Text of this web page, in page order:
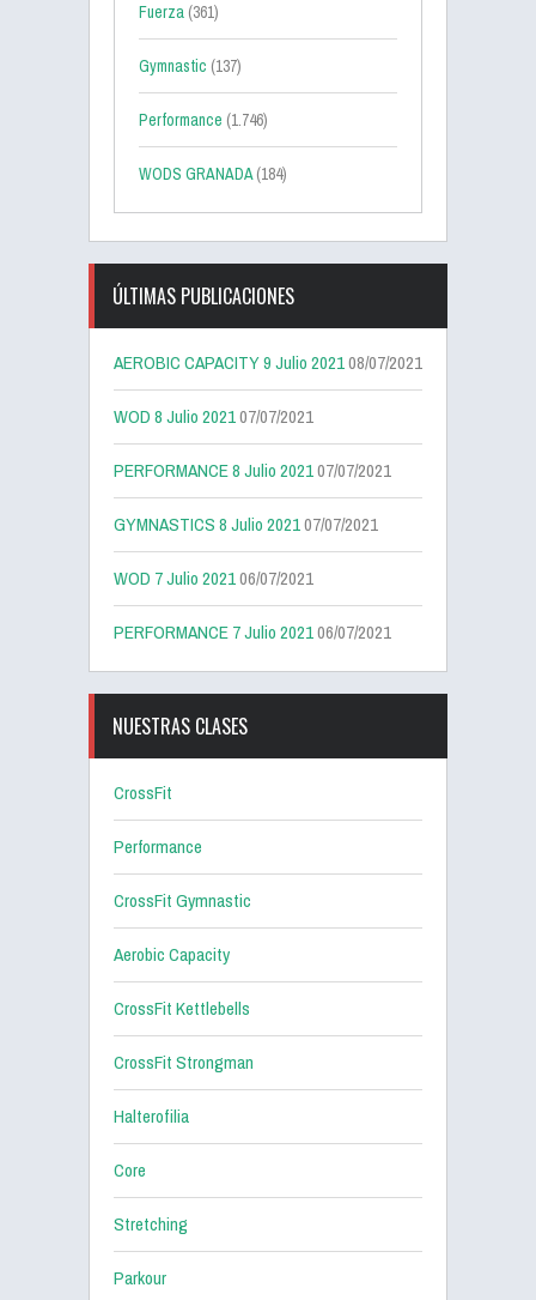
Fuerza (361)
Gymnastic (137)
Performance (1.746)
WODS GRANADA(184)
ÚLTIMAS PUBLICACIONES
AEROBIC CAPACITY 9 Julio 202108/07/2021
WOD 8 Julio 202107/07/2021
PERFORMANCE 8 Julio 202107/07/2021
GYMNASTICS 8 Julio 202107/07/2021
WOD 7 Julio 202106/07/2021
PERFORMANCE 7 Julio 202106/07/2021
NUESTRAS CLASES
CrossFit
Performance
CrossFit Gymnastic
Aerobic Capacity
CrossFit Kettlebells
CrossFit Strongman
Halterofilia
Core
Stretching
Parkour